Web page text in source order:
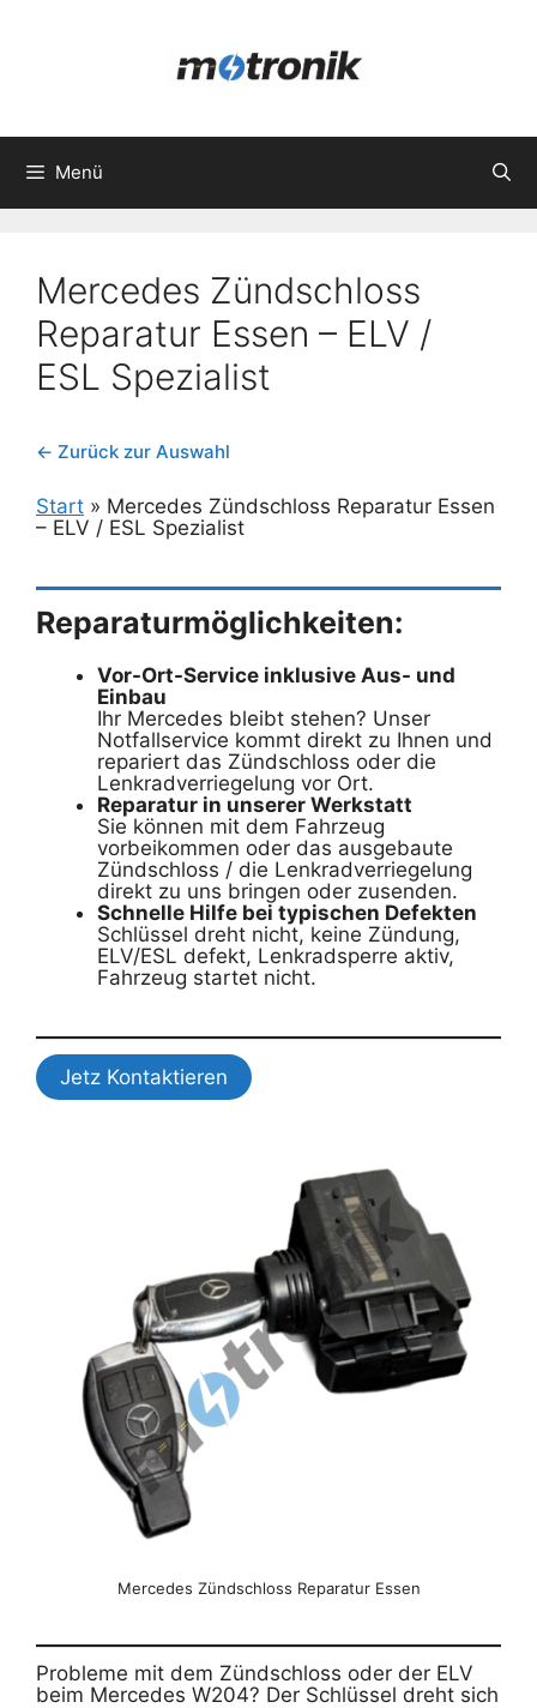
Menü
Mercedes Zündschloss
Reparatur Essen – ELV /
ESL Spezialist
← Zurück zur Auswahl
Start » Mercedes Zündschloss Reparatur Essen
– ELV / ESL Spezialist
Reparaturmöglichkeiten:
Vor-Ort-Service inklusive Aus- und
Einbau
Ihr Mercedes bleibt stehen? Unser
Notfallservice kommt direkt zu Ihnen und
repariert das Zündschloss oder die
Lenkradverriegelung vor Ort.
Reparatur in unserer Werkstatt
Sie können mit dem Fahrzeug
vorbeikommen oder das ausgebaute
Zündschloss / die Lenkradverriegelung
direkt zu uns bringen oder zusenden.
Schnelle Hilfe bei typischen Defekten
Schlüssel dreht nicht, keine Zündung,
ELV/ESL defekt, Lenkradsperre aktiv,
Fahrzeug startet nicht.
Jetz Kontaktieren
Mercedes Zündschloss Reparatur Essen
Probleme mit dem Zündschloss oder der ELV
beim Mercedes W204? Der Schlüssel dreht sich